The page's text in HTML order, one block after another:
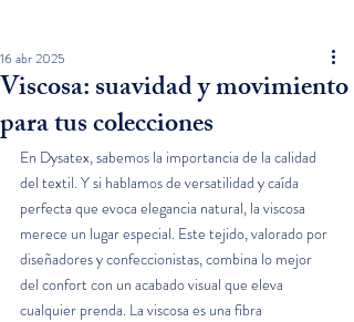
Viscosa: suavidad y movimiento
para tus colecciones
16 abr 2025
En Dysatex, sabemos la importancia de la calidad
del textil. Y si hablamos de versatilidad y caída
perfecta que evoca elegancia natural, la viscosa
merece un lugar especial. Este tejido, valorado por
diseñadores y confeccionistas, combina lo mejor
del confort con un acabado visual que eleva
cualquier prenda. La viscosa es una fibra